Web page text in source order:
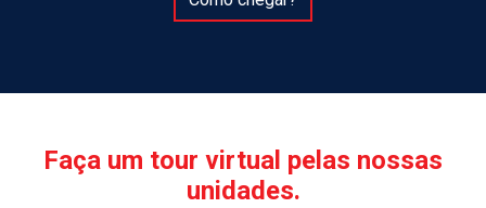
Faça um tour virtual pelas nossas
unidades.